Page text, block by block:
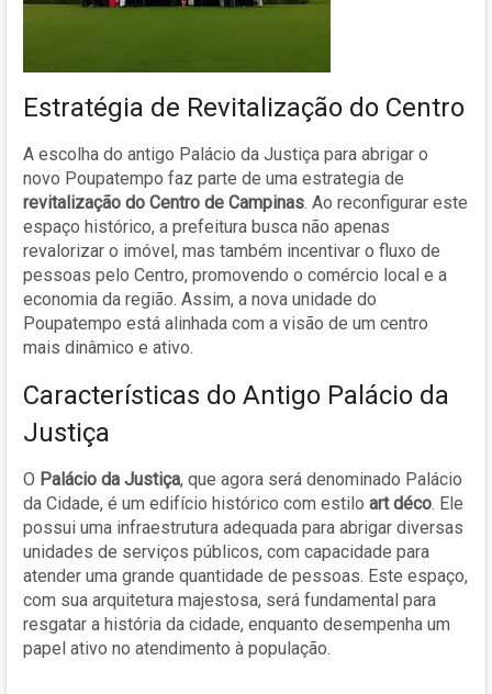
Estratégia de Revitalização do Centro
A escolha do antigo Palácio da Justiça para abrigar o
novo Poupatempo faz parte de uma estrategia de
revitalização do Centro de Campinas. Ao reconfigurar este
espaço histórico, a prefeitura busca não apenas
revalorizar o imóvel, mas também incentivar o fluxo de
pessoas pelo Centro, promovendo o comércio local e a
economia da região. Assim, a nova unidade do
Poupatempo está alinhada com a visão de um centro
mais dinâmico e ativo.
Características do Antigo Palácio da
Justiça
O Palácio da Justiça, que agora será denominado Palácio
da Cidade, é um edifício histórico com estilo art déco. Ele
possui uma infraestrutura adequada para abrigar diversas
unidades de serviços públicos, com capacidade para
atender uma grande quantidade de pessoas. Este espaço,
com sua arquitetura majestosa, será fundamental para
resgatar a história da cidade, enquanto desempenha um
papel ativo no atendimento à população.